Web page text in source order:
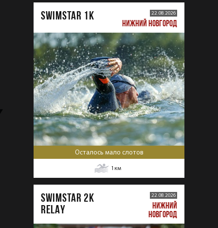
SWIMSTAR 1K 22.08.2026
НИЖНИЙ НОВГОРОД
Осталось мало слотов
1 км
SWIMSTAR 2K
RELAY
22.08.2026
НИЖНИЙ
НОВГОРОД